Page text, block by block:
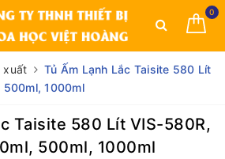
0
xuất
Tủ Ấm Lạnh Lắc Taisite 580 Lít
500ml, 1000ml
Taisite 580 Lít VIS-580R,
500ml, 1000ml